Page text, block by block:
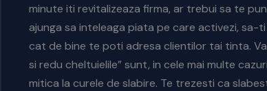
minute iti revitalizeaza firma, ar trebui sa te
ajunga sa inteleaga piata pe care activezi, sa-
cat de bine te poti adresa clientilor tai tinta.
si redu cheltuielile” sunt, in cele mai multe
mitica la curele de slabire. Te trezesti ca